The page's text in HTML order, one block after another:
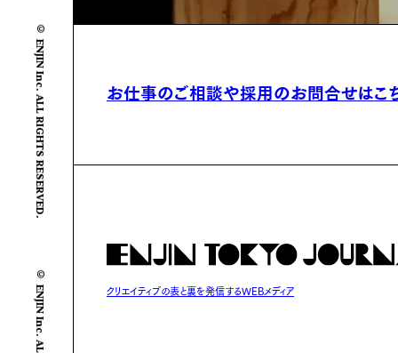
© ENJIN Inc. ALL RIGHTS RESERVED.
お仕事のご相談や採用のお問合せはこ
クリエイティブの表と裏を発信するWEBメディア